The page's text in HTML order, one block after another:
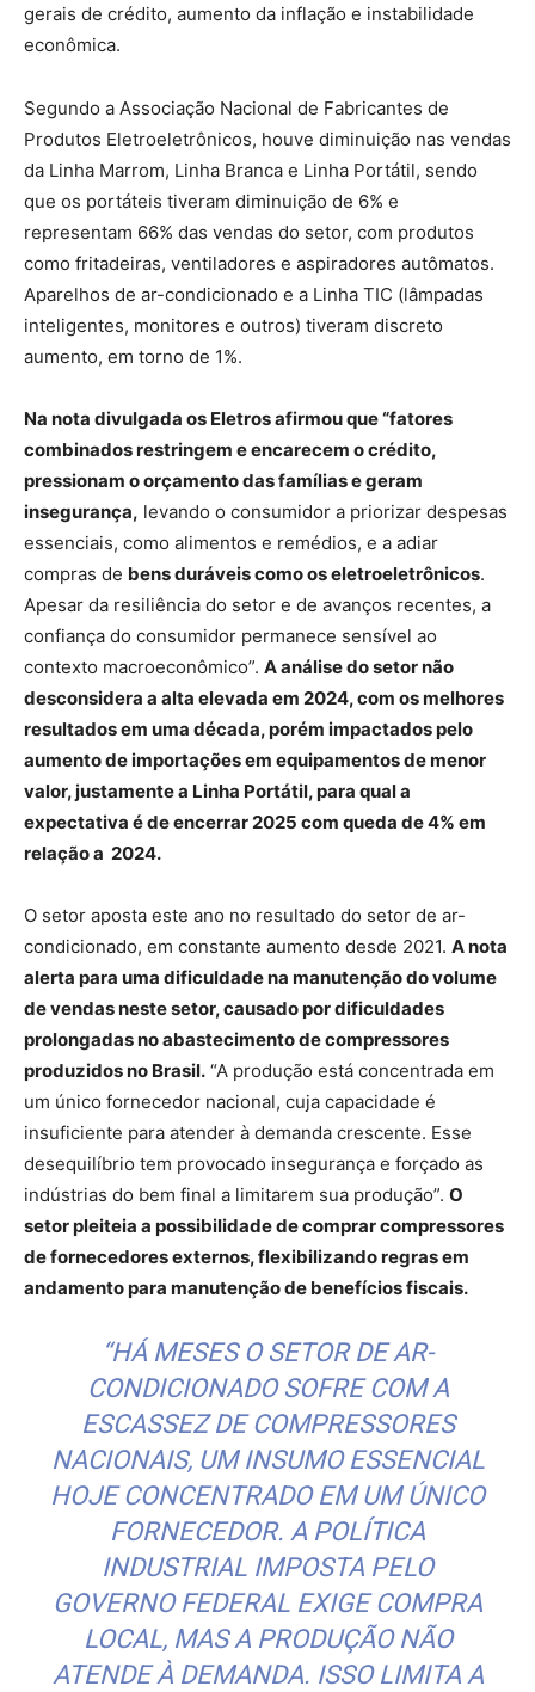
gerais de crédito, aumento da inflação e instabilidade
econômica.
Segundo a Associação Nacional de Fabricantes de
Produtos Eletroeletrônicos, houve diminuição nas vendas
da Linha Marrom, Linha Branca e Linha Portátil, sendo
que os portáteis tiveram diminuição de 6% e
representam 66% das vendas do setor, com produtos
como fritadeiras, ventiladores e aspiradores autômatos.
Aparelhos de ar-condicionado e a Linha TIC (lâmpadas
inteligentes, monitores e outros) tiveram discreto
aumento, em torno de 1%.
Na nota divulgada os Eletros afirmou que “fatores
combinados restringem e encarecem o crédito,
pressionam o orçamento das famílias e geram
insegurança, levando o consumidor a priorizar despesas
essenciais, como alimentos e remédios, e a adiar
compras de bens duráveis como os eletroeletrônicos.
Apesar da resiliência do setor e de avanços recentes, a
confiança do consumidor permanece sensível ao
contexto macroeconômico”. A análise do setor não
desconsidera a alta elevada em 2024, com os melhores
resultados em uma década, porém impactados pelo
aumento de importações em equipamentos de menor
valor, justamente a Linha Portátil, para qual a
expectativa é de encerrar 2025 com queda de 4% em
relação a 2024.
O setor aposta este ano no resultado do setor de ar-
condicionado, em constante aumento desde 2021. A nota
alerta para uma dificuldade na manutenção do volume
de vendas neste setor, causado por dificuldades
prolongadas no abastecimento de compressores
produzidos no Brasil. “A produção está concentrada em
um único fornecedor nacional, cuja capacidade é
insuficiente para atender à demanda crescente. Esse
desequilíbrio tem provocado insegurança e forçado as
indústrias do bem final a limitarem sua produção”. O
setor pleiteia a possibilidade de comprar compressores
de fornecedores externos, flexibilizando regras em
andamento para manutenção de benefícios fiscais.
“HÁ MESES O SETOR DE AR-
CONDICIONADO SOFRE COM A
ESCASSEZ DE COMPRESSORES
NACIONAIS, UM INSUMO ESSENCIAL
HOJE CONCENTRADO EM UM ÚNICO
FORNECEDOR. A POLÍTICA
INDUSTRIAL IMPOSTA PELO
GOVERNO FEDERAL EXIGE COMPRA
LOCAL, MAS A PRODUÇÃO NÃO
ATENDE À DEMANDA. ISSO LIMITA A